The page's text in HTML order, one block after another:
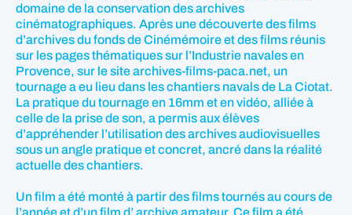
domaine de la conservation des archives
cinématographiques. Après une découverte des films
d’archives du fonds de Cinémémoire et des films réunis
sur les pages thématiques sur l’Industrie navales en
Provence, sur le site archives-films-paca.net, un
tournage a eu lieu dans les chantiers navals de La Ciotat.
La pratique du tournage en 16mm et en vidéo, alliée à
celle de la prise de son, a permis aux élèves
d’appréhender l’utilisation des archives audiovisuelles
sous un angle pratique et concret, ancré dans la réalité
actuelle des chantiers.
Un film a été monté à partir des films tournés au cours de
l’année et d’un film d’ archive amateur. Ce film a été